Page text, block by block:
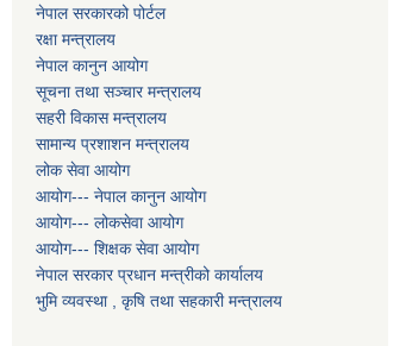
नेपाल सरकारको पोर्टल
रक्षा मन्त्रालय
नेपाल कानुन आयोग
सूचना तथा सञ्चार मन्त्रालय
सहरी विकास मन्त्रालय
सामान्य प्रशाशन मन्त्रालय
लोक सेवा आयोग
आयोग--- नेपाल कानुन आयोग
आयोग--- लोकसेवा आयोग
आयोग--- शिक्षक सेवा आयोग
नेपाल सरकार प्रधान मन्त्रीको कार्यालय
भुमि व्यवस्था , कृषि तथा सहकारी मन्त्रालय